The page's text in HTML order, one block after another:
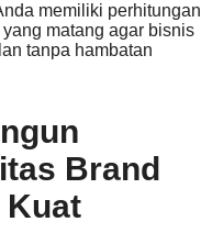
memiliki perhitungan
matang agar bisnis
tanpa hambatan
Brand
Kuat